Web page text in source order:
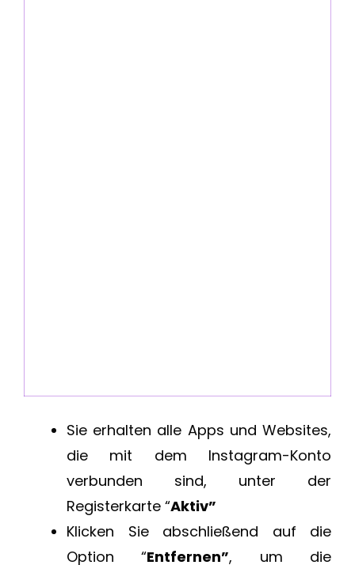
Sie erhalten alle Apps und Websites,
die mit dem Instagram-Konto
verbunden sind, unter der
Registerkarte “Aktiv”
Klicken Sie abschließend auf die
Option “Entfernen”, um die